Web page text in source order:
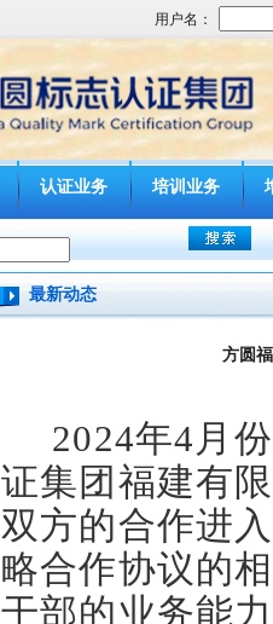
用户名：
认证业务 培训业务
最新动态
方圆
2024年4 月
证集团福建有
双方的合作进
略合作协议的
干部的业务能